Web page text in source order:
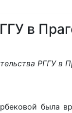
в
РГГУ в
была